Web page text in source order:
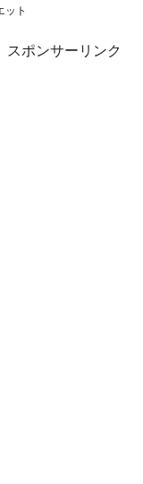
ット
スポンサーリンク